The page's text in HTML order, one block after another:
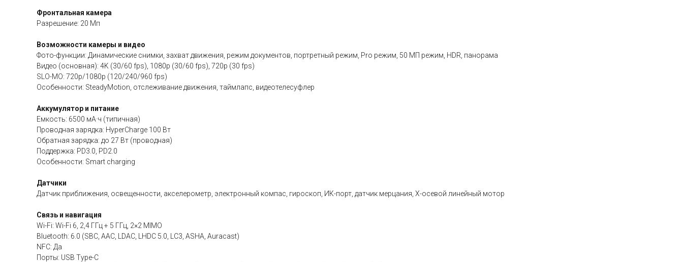
Фронтальная камера
Разрешение: 20 Мп
Возможности камеры и видео
Фото-функции: Динамические снимки, захват движения, режим документов, портретный режим, Pro режим, 50 МП режим, HDR, панорама
Видео (основная): 4K (30/60 fps), 1080p (30/60 fps), 720p (30 fps)
SLO-MO: 720p/1080p (120/240/960 fps)
Особенности: SteadyMotion, отслеживание движения, таймлапс, видеотелесуфлер
Аккумулятор и питание
Емкость: 6500 мА·ч (типичная)
Проводная зарядка: HyperCharge 100 Вт
Обратная зарядка: до 27 Вт (проводная)
Поддержка: PD3.0, PD2.0
Особенности: Smart charging
Датчики
Датчик приближения, освещенности, акселерометр, электронный компас, гироскоп, ИК-порт, датчик мерцания, X-осевой линейный мотор
Связь и навигация
Wi-Fi: Wi-Fi 6, 2,4 ГГц + 5 ГГц, 2×2 MIMO
Bluetooth: 6.0 (SBC, AAC, LDAC, LHDC 5.0, LC3, ASHA, Auracast)
NFC: Да
Порты: USB Type-C